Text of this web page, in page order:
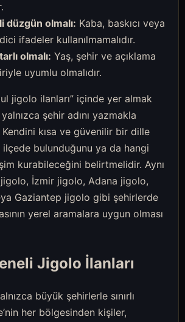
düzgün olmalı: Kaba, baskıcı veya
ifadeler kullanılmamalıdır.
olmalı: Yaş, şehir ve açıklama
uyumlu olmalıdır.
jigolo ilanları” içinde yer almak
şehir adını yazmakla
kısa ve güvenilir bir dille
ilçede bulunduğunu ya da hangi
kurabileceğini belirtmelidir. Aynı
İzmir jigolo, Adana jigolo,
Gaziantep jigolo gibi şehirlerde
yerel aramalara uygun olması
Jigolo İlanları
büyük şehirlerle sınırlı
her bölgesinden kişiler,